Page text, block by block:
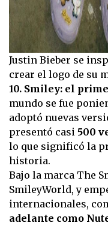
Justin Bieber se
crear el logo de su
10. Smiley: el
mundo se fue
adoptó nuevas
presentó casi 500
lo que significó la
historia.
Bajo la marca The
SmileyWorld, y
internacionales,
adelante como